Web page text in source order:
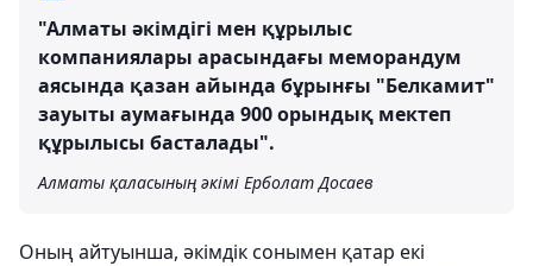
"Алматы әкімдігі мен құрылыс
компаниялары арасындағы меморандум
аясында қазан айында бұрынғы "Белкамит"
зауыты аумағында 900 орындық мектеп
құрылысы басталады".
Алматы қаласының әкімі Ерболат Досаев
Оның айтуынша, әкімдік сонымен қатар екі